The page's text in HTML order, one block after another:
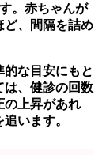
。赤ちゃんが
ど、間隔を詰め
な目安にもと
は、健診の回数
の上昇があれ
います。